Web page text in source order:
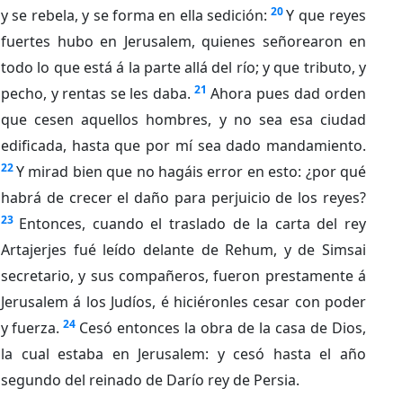
y se rebela, y se forma en ella sedición: 20Y que reyes
fuertes hubo en Jerusalem, quienes señorearon en
todo lo que está á la parte allá del río; y que tributo, y
pecho, y rentas se les daba. 21 Ahora pues dad orden
que cesen aquellos hombres, y no sea esa ciudad
edificada, hasta que por mí sea dado mandamiento.
22Y mirad bien que no hagáis error en esto: ¿por qué
habrá de crecer el daño para perjuicio de los reyes?
23 Entonces, cuando el traslado de la carta del rey
Artajerjes fué leído delante de Rehum, y de Simsai
secretario, y sus compañeros, fueron prestamente á
Jerusalem á los Judíos, é hiciéronles cesar con poder
y fuerza. 24 Cesó entonces la obra de la casa de Dios,
la cual estaba en Jerusalem: y cesó hasta el año
segundo del reinado de Darío rey de Persia.